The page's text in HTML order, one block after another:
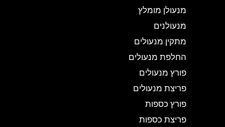
מנעולן מומלץ
מנעולנים
מתקין מנעולים
החלפת מנעולים
פורץ מנעולים
פריצת מנעולים
פורץ כספות
פריצת כספות